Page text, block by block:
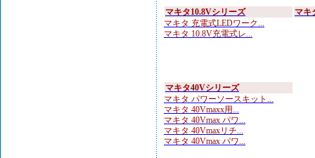
マキタ10.8Vシリーズ
マキタ 充電式LEDワーク...
マキタ 10.8V充電式レ...
マキ
マキタ40Vシリーズ
マキタ パワーソースキット...
マキタ 40Vmaxx用...
マキタ 40Vmax パワ...
マキタ 40Vmaxリチ...
マキタ 40Vmax パワ...